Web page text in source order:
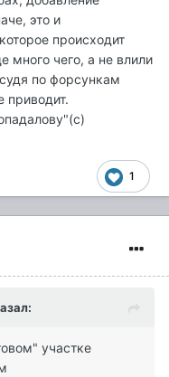
это и
происходит
много чего, а не влили
по форсункам
приводит.
1
участке